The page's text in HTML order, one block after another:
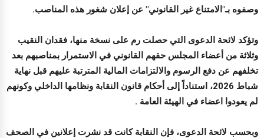
وصفوه بـ"الامتناع غير القانوني" عن إعلان شغور هذه المناصب.
وتؤكد لائحة الدعوى التي حصلت رم على نسخة منها، فقدان النقيب
وثلاثة من أعضاء المجلس حقهم القانوني في الاستمرار بمناصبهم بعد
تخلفهم عن دفع الرسوم والالتزامات المالية المترتبة عليهم قبل نهاية
شباط 2026، استناداً إلى أحكام قانون النقابة ونظامها الداخلي وكونهم
لم يعودوا اعضاء في الهيئة العامة .
وبحسب لائحة الدعوى، فإن النقابة كانت قد نشرت إعلانين في الصحف